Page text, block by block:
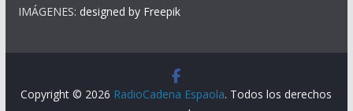
IMÁGENES: designed by Freepik
Copyright © 2026 RadioCadena Espaola. Todos los derechos